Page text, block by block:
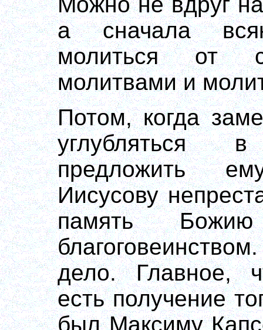
а сначала
молиться от
молитвами и
Потом, когда
углубляться
предложить
Иисусову
память
дело. Главное,
есть получение
был Максиму